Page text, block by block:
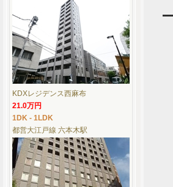
KDXレジデンス西麻布
21.0万円
1DK - 1LDK
都営大江戸線 六本木駅